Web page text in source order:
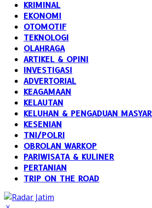
KRIMINAL
EKONOMI
OTOMOTIF
TEKNOLOGI
OLAHRAGA
ARTIKEL & OPINI
INVESTIGASI
ADVERTORIAL
KEAGAMAAN
KELAUTAN
KELUHAN & PENGADUAN
KESENIAN
TNI/POLRI
OBROLAN WARKOP
PARIWISATA & KULINER
PERTANIAN
TRIP ON THE ROAD